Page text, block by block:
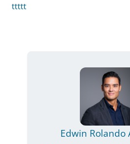
ttttt
Edwin Rolando